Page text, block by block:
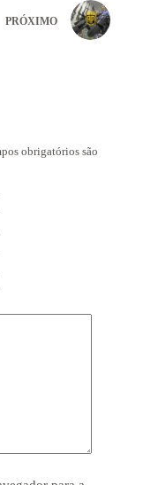
PRÓXIMO
obrigatórios são